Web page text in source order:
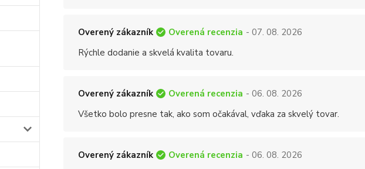
Overený zákazník Overená recenzia - 07. 08. 2026
Rýchle dodanie a skvelá kvalita tovaru.
Overený zákazník Overená recenzia - 06. 08. 2026
Všetko bolo presne tak, ako som očakával, vďaka za skvelý tovar.
Overený zákazník Overená recenzia - 06. 08. 2026